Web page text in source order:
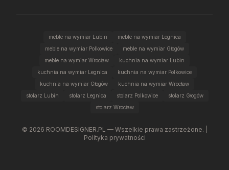
meble na wymiar Lubin
meble na wymiar Legnica
meble na wymiar Polkowice
meble na wymiar Głogów
meble na wymiar Wrocław
kuchnia na wymiar Lubin
kuchnia na wymiar Legnica
kuchnia na wymiar Polkowice
kuchnia na wymiar Głogów
kuchnia na wymiar Wrocław
stolarz Lubin
stolarz Legnica stolarz Polkowice
stolarz Głogów
stolarz Wrocław
© 2026 ROOMDESIGNER.PL — Wszelkie prawa zastrzeżone. |
Polityka prywatności